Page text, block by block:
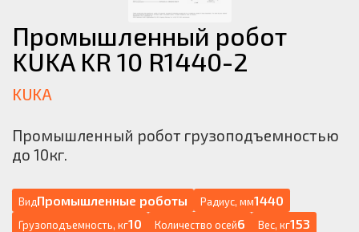
Промышленный робот
KUKA KR 10 R1440-2
KUKA
Промышленный робот грузоподъемностью
до 10кг.
ВидПромышленные роботы Радиус, мм1440
Грузоподъемность, кг10 Количество осей6 Вес, кг153